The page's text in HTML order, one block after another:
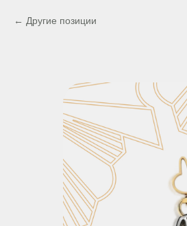
Другие позиции